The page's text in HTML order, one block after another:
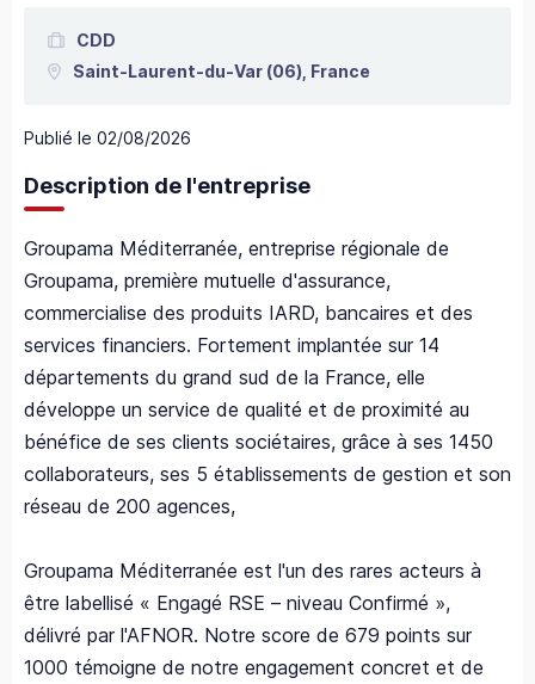
CDD
Saint-Laurent-du-Var (06), France
Publié le 02/08/2026
Description de l'entreprise
Groupama Méditerranée, entreprise régionale de
Groupama, première mutuelle d'assurance,
commercialise des produits IARD, bancaires et des
services financiers. Fortement implantée sur 14
départements du grand sud de la France, elle
développe un service de qualité et de proximité au
bénéfice de ses clients sociétaires, grâce à ses 1450
collaborateurs, ses 5 établissements de gestion et son
réseau de 200 agences,
Groupama Méditerranée est l'un des rares acteurs à
être labellisé « Engagé RSE – niveau Confirmé »,
délivré par l'AFNOR. Notre score de 679 points sur
1000 témoigne de notre engagement concret et de